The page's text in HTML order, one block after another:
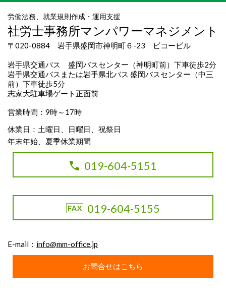
労働法務、就業規則作成・運用支援
社労士事務所マンパワーマネジメント
〒020-0884 岩手県盛岡市神明町６-23 ビコービル
岩手県交通バス 盛岡バスセンター（神明町前）下車徒歩2分
岩手県交通バスまたは岩手県北バス 盛岡バスセンター（中三
前）下車徒歩5分
志家大駐車場ゲート正面前
営業時間：9時～17時
休業日：土曜日、日曜日、祝祭日
年末年始、夏季休業期間
019-604-5151
019-604-5155
E-mail： info@mm-office.jp
お問合せはこちら